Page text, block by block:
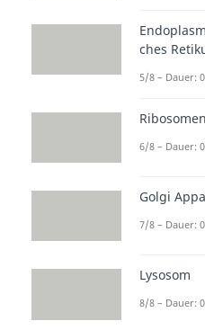
sowohl bei
ches
5/8 – Dauer:
Ribosomen
6/8 – Dauer:
Golgi
7/8 – Dauer:
Lysosom
8/8 – Dauer: